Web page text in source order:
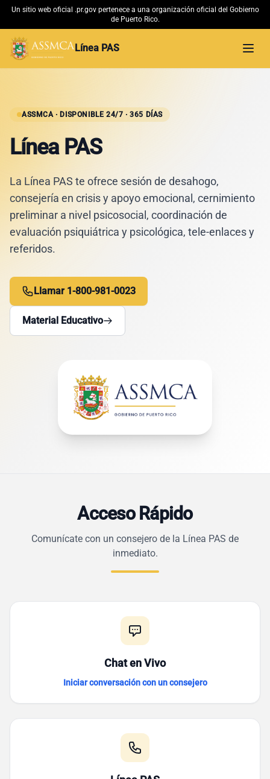
Un sitio web oficial .pr.gov pertenece a una organización oficial del Gobierno
de Puerto Rico.
Línea PAS
Abrir
Material Educativo
Conoce más
ASSMCA →
ASSMCA · DISPONIBLE 24/7 · 365 DÍAS
Línea PAS
La Línea PAS te ofrece sesión de desahogo,
consejería en crisis y apoyo emocional, cernimiento
preliminar a nivel psicosocial, coordinación de
evaluación psiquiátrica y psicológica, tele-enlaces y
referidos.
Llamar 1-800-981-0023
Material Educativo
Acceso Rápido
Comunícate con un consejero de la Línea PAS de
inmediato.
Chat en Vivo
Iniciar conversación con un consejero